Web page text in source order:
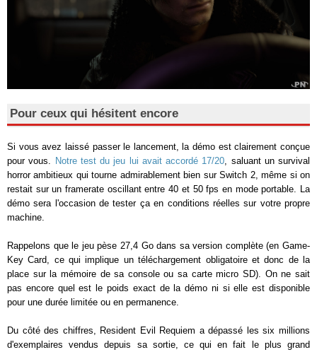
Pour ceux qui hésitent encore
Si vous avez laissé passer le lancement, la démo est clairement conçue
pour vous.
Notre test du jeu lui avait accordé 17/20 , saluant un survival
horror ambitieux qui tourne admirablement bien sur Switch 2, même si on
restait sur un framerate oscillant entre 40 et 50 fps en mode portable. La
démo sera l'occasion de tester ça en conditions réelles sur votre propre
machine.
Rappelons que le jeu pèse 27,4 Go dans sa version complète (en Game-
Key Card, ce qui implique un téléchargement obligatoire et donc de la
place sur la mémoire de sa console ou sa carte micro SD). On ne sait
pas encore quel est le poids exact de la démo ni si elle est disponible
pour une durée limitée ou en permanence.
Du côté des chiffres, Resident Evil Requiem a dépassé les six millions
d'exemplaires vendus depuis sa sortie, ce qui en fait le plus grand